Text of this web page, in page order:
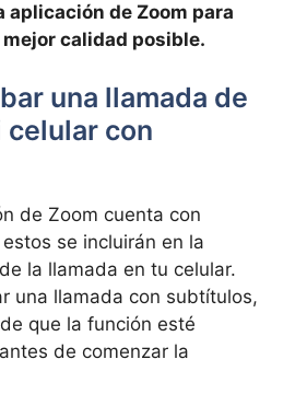
​aplicación de Zoom para⁤
calidad ‌posible.
una ‌llamada de
celular con
de Zoom cuenta con
se incluirán‍ en ‌la
la llamada en tu ⁣celular.
una ​llamada con subtítulos,
que la función esté
de comenzar la